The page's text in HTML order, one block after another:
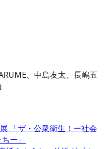
、中島友太、長嶋五
「ザ・公衆衛生！ー社会
ー」